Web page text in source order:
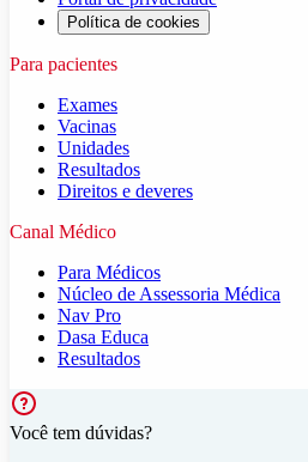
Política de cookies
Para pacientes
Exames
Vacinas
Unidades
Resultados
Direitos e deveres
Canal Médico
Para Médicos
Núcleo de Assessoria Médica
Nav Pro
Dasa Educa
Resultados
Você tem dúvidas?